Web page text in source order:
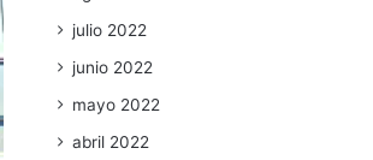
julio 2022
junio 2022
mayo 2022
abril 2022